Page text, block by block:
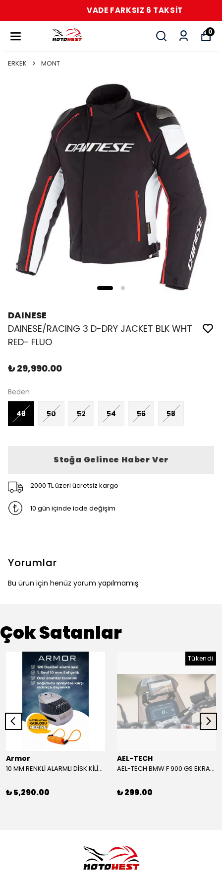
VADE FARKSIZ 6 TAKSİT
0
ERKEK MONT
DAINESE
DAINESE/RACING 3 D-DRY JACKET BLK WHT
RED- FLUO
₺ 29,990.00
Beden
48 50 52 54 56 58
Stoğa Gelince Haber Ver
2000 TL üzeri ücretsiz kargo
10 gün içinde iade değişim
Yorumlar
Bu ürün için henüz yorum yapılmamış.
Çok Satanlar
Armor
10 MM RENKLİ ALARMLI DİSK KİLİDİ YENİ VERSİYON
₺ 5,290.00
Tükendi
AEL-TECH
AEL-TECH BMW F 900 GS EKRAN/GÖSTERGE KORUYUCU 2024-2025
₺ 299.00